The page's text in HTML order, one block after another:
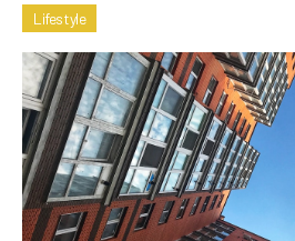
Lifestyle